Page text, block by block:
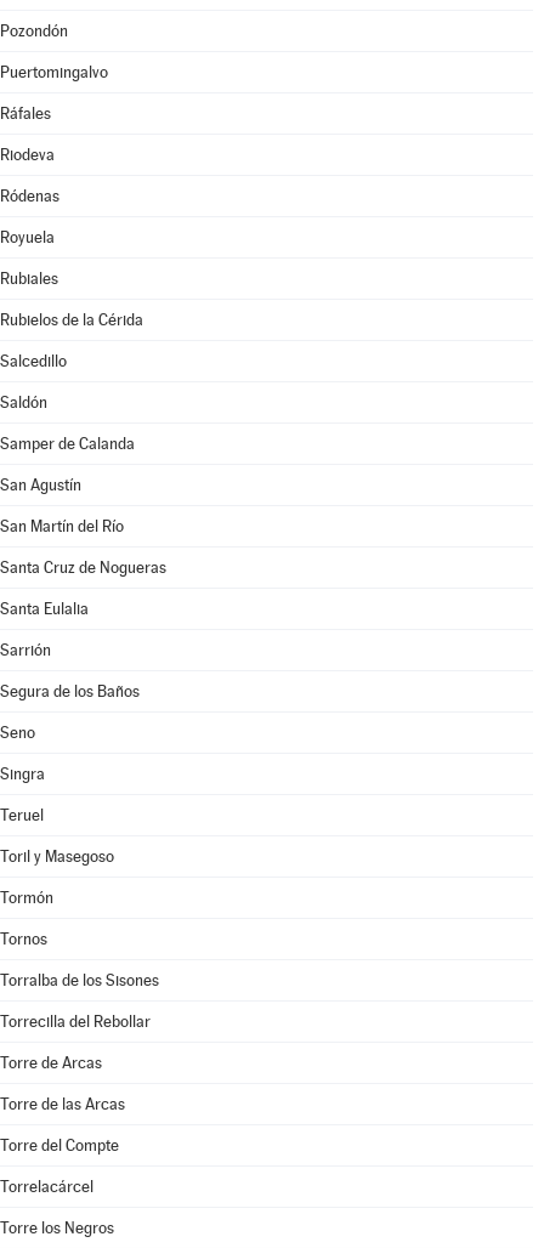
Pozondón
Puertomingalvo
Ráfales
Riodeva
Ródenas
Royuela
Rubiales
Rubielos de la Cérida
Salcedillo
Saldón
Samper de Calanda
San Agustín
San Martín del Río
Santa Cruz de Nogueras
Santa Eulalia
Sarrión
Segura de los Baños
Seno
Singra
Teruel
Toril y Masegoso
Tormón
Tornos
Torralba de los Sisones
Torrecilla del Rebollar
Torre de Arcas
Torre de las Arcas
Torre del Compte
Torrelacárcel
Torre los Negros